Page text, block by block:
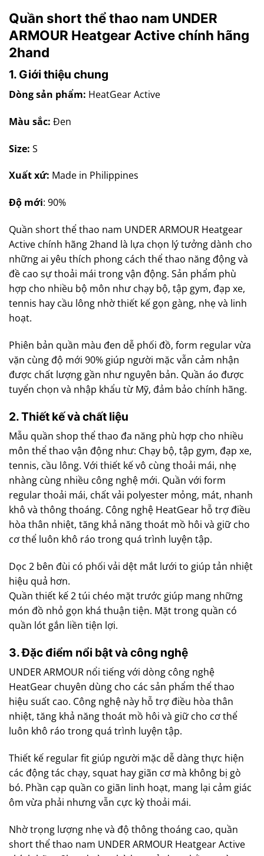
Quần short thể thao nam UNDER
ARMOUR Heatgear Active chính hãng
2hand
1. Giới thiệu chung
Dòng sản phẩm: HeatGear Active
Màu sắc: Đen
Size: S
Xuất xứ: Made in Philippines
Độ mới: 90%
Quần short thể thao nam UNDER ARMOUR Heatgear
Active chính hãng 2hand là lựa chọn lý tưởng dành cho
những ai yêu thích phong cách thể thao năng động và
đề cao sự thoải mái trong vận động. Sản phẩm phù
hợp cho nhiều bộ môn như chạy bộ, tập gym, đạp xe,
tennis hay cầu lông nhờ thiết kế gọn gàng, nhẹ và linh
hoạt.
Phiên bản quần màu đen dễ phối đồ, form regular vừa
vặn cùng độ mới 90% giúp người mặc vẫn cảm nhận
được chất lượng gần như nguyên bản. Quần áo được
tuyển chọn và nhập khẩu từ Mỹ, đảm bảo chính hãng.
2. Thiết kế và chất liệu
Mẫu quần shop thể thao đa năng phù hợp cho nhiều
môn thể thao vận động như: Chạy bộ, tập gym, đạp xe,
tennis, cầu lông. Với thiết kế vô cùng thoải mái, nhẹ
nhàng cùng nhiều công nghệ mới. Quần với form
regular thoải mái, chất vải polyester mỏng, mát, nhanh
khô và thông thoáng. Công nghệ HeatGear hỗ trợ điều
hòa thân nhiệt, tăng khả năng thoát mồ hôi và giữ cho
cơ thể luôn khô ráo trong quá trình luyện tập.
Dọc 2 bên đùi có phối vải dệt mắt lưới to giúp tản nhiệt
hiệu quả hơn.
Quần thiết kế 2 túi chéo mặt trước giúp mang những
món đồ nhỏ gọn khá thuận tiện. Mặt trong quần có
quần lót gắn liền tiện lợi.
3. Đặc điểm nổi bật và công nghệ
UNDER ARMOUR nổi tiếng với dòng công nghệ
HeatGear chuyên dùng cho các sản phẩm thể thao
hiệu suất cao. Công nghệ này hỗ trợ điều hòa thân
nhiệt, tăng khả năng thoát mồ hôi và giữ cho cơ thể
luôn khô ráo trong quá trình luyện tập.
Thiết kế regular fit giúp người mặc dễ dàng thực hiện
các động tác chạy, squat hay giãn cơ mà không bị gò
bó. Phần cạp quần co giãn linh hoạt, mang lại cảm giác
ôm vừa phải nhưng vẫn cực kỳ thoải mái.
Nhờ trọng lượng nhẹ và độ thông thoáng cao, quần
short thể thao nam UNDER ARMOUR Heatgear Active